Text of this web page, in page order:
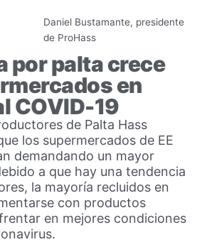
Daniel Bustamante, presidente
de ProHass
por palta crece
en
COVID-19
de Palta Hass
los supermercados de EE
demandando un mayor
a que hay una tendencia
la mayoría recluidos en
con productos
en mejores condiciones